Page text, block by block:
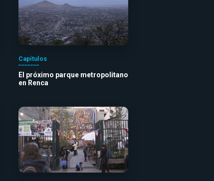
Capítulos
El próximo parque metropolitano
en Renca